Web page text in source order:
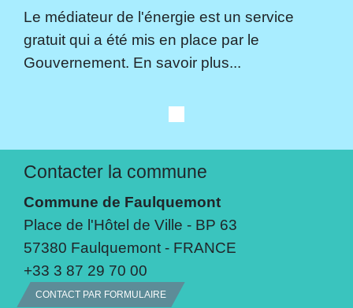
Le médiateur de l'énergie est un service
gratuit qui a été mis en place par le
Gouvernement. En savoir plus...
Contacter la commune
Commune de Faulquemont
Place de l'Hôtel de Ville - BP 63
57380 Faulquemont - FRANCE
+33 3 87 29 70 00
CONTACT PAR FORMULAIRE